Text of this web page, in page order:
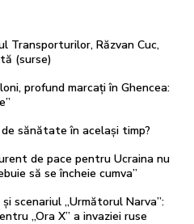
Transporturilor, Răzvan Cuc,
(surse)
profund marcați în Ghencea:
sănătate în același timp?
de pace pentru Ucraina nu
să se încheie cumva”
scenariul „Următorul Narva”:
„Ora X” a invaziei ruse